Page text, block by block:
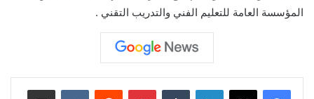
المؤسسة العامة للتعليم الفني والتدريب التقني .
لينكدإن بينتيريست